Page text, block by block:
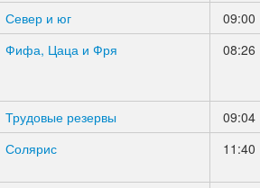
Север и юг
09:00
Фифа, Цаца и Фря 08:26
Трудовые резервы
09:04
Солярис 11:40